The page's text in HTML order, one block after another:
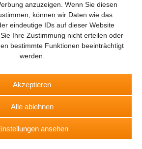
anzuzeigen. Wenn Sie diesen
können wir Daten wie das
eindeutige IDs auf dieser Website
Ihre Zustimmung nicht erteilen oder
bestimmte Funktionen beeinträchtigt
werden.
Akzeptieren
Alle ablehnen
ansehen
SPEISEKAMMER
Kontakt
Sie uns folgen können
Facebook YouTube